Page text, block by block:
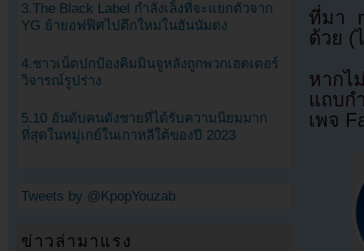
ที่มา
ด้วย (
หากไ
แถบก
เพจ
3.The Black Label กำลังเล็งที่จะแยกตัวจาก
YG ย้ายอฟฟิศไปตึกใหม่ในฮันนัมดง
4.ชาวเน็ตปกป้องคิมมินจูหลังถูกพวกเฮดเตอร์
วิจารณ์รูปร่าง
5.10 อันดับคนดังชายที่ได้รับความนิยมมาก
ที่สุดในหมู่เกย์ในเกาหลีใต้ของปี 2023
Tweets by @KpopYouzab
ข่าวล่ามาแรง